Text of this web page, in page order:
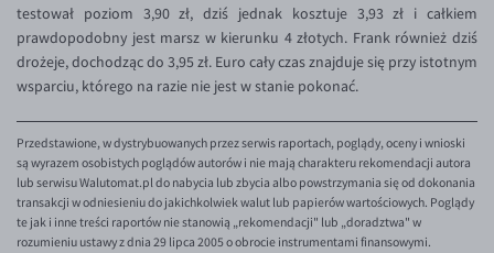
EUR/HKD
EUR/HUF
EUR/ILS
EUR/JPY
EUR/NZD
EUR/RON
EUR/SGD
testował poziom 3,90 zł, dziś jednak kosztuje 3,93 zł i całkiem
prawdopodobny jest marsz w kierunku 4 złotych. Frank również dziś
drożeje, dochodząc do 3,95 zł. Euro cały czas znajduje się przy istotnym
wsparciu, którego na razie nie jest w stanie pokonać.
Przedstawione, w dystrybuowanych przez serwis raportach, poglądy, oceny i wnioski
są wyrazem osobistych poglądów autorów i nie mają charakteru rekomendacji autora
lub serwisu Walutomat.pl do nabycia lub zbycia albo powstrzymania się od dokonania
transakcji w odniesieniu do jakichkolwiek walut lub papierów wartościowych. Poglądy
te jak i inne treści raportów nie stanowią „rekomendacji" lub „doradztwa" w
rozumieniu ustawy z dnia 29 lipca 2005 o obrocie instrumentami finansowymi.